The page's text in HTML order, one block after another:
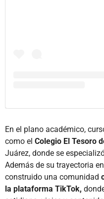
En el plano académico,
como el Colegio El Tesoro
Juárez, donde se
Además de su trayectoria
construido una comunidad
la plataforma TikTok,